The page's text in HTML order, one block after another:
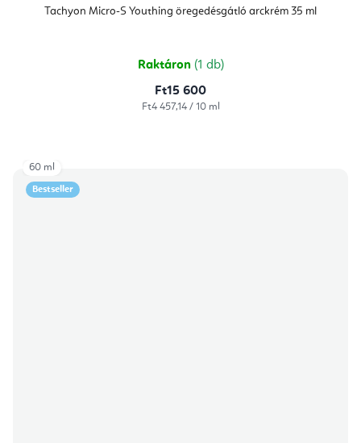
Tachyon Micro-S Youthing öregedésgátló arckrém 35 ml
átlagos
értékelése
csillag.
Raktáron (1 db)
Ft15 600
Egységár:
Ft4 457,14 / 10 ml
Bestseller
60 ml